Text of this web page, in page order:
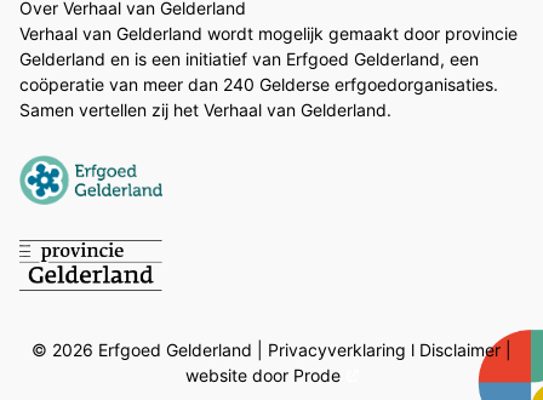
Over Verhaal van Gelderland
Verhaal van Gelderland wordt mogelijk gemaakt door provincie
Gelderland en is een initiatief van Erfgoed Gelderland, een
coöperatie van meer dan 240 Gelderse erfgoedorganisaties.
Samen vertellen zij het Verhaal van Gelderland.
© 2026 Erfgoed Gelderland | Privacyverklaring l Disclaimer
website door Prode